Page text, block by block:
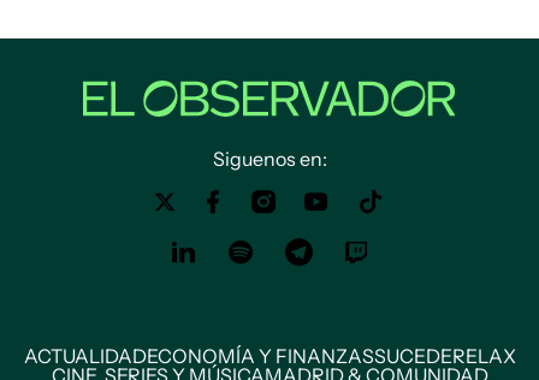
Siguenos en:
ACTUALIDADECONOMÍA Y FINANZASSUCEDERELAX